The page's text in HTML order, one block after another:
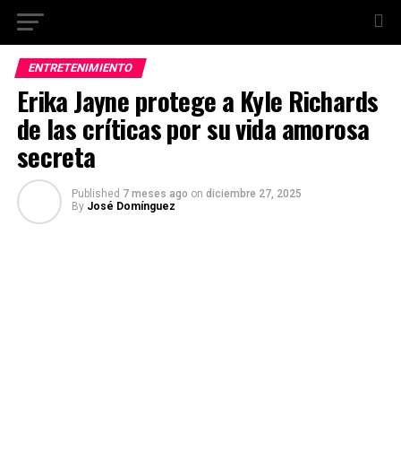
ENTRETENIMIENTO
Erika Jayne protege a Kyle Richards
de las críticas por su vida amorosa
secreta
Published 7 meses ago on diciembre 27, 2025
By José Domínguez